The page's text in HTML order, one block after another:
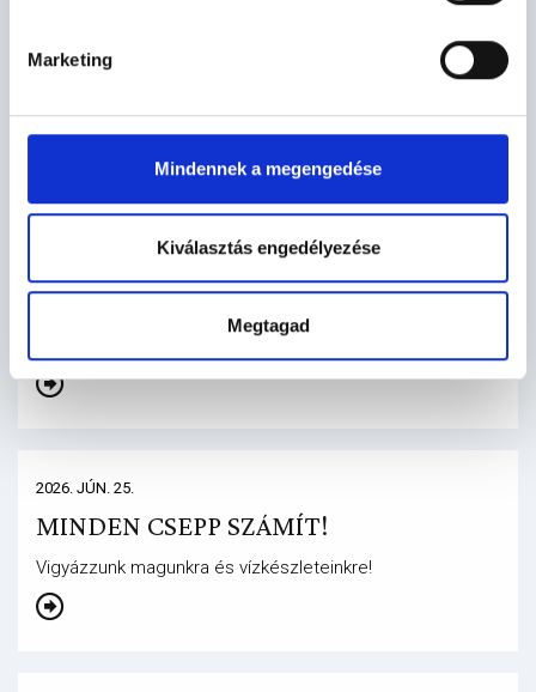
Marketing
Mindennek a megengedése
Kiválasztás engedélyezése
Megtagad
FORGALMI REND VÁLTOZÁS A
PALOTAJÁTÉKOK IDEJÉN
Tájékoztatónkat az alábbiakban olvashatják:
HIVATALI TÁJÉKOZTATÓ
2026. JÚN. 25.
MINDEN CSEPP SZÁMÍT!
Vigyázzunk magunkra és vízkészleteinkre!